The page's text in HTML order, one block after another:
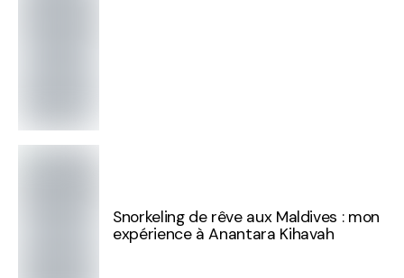
Snorkeling de rêve aux Maldives : mon
expérience à Anantara Kihavah